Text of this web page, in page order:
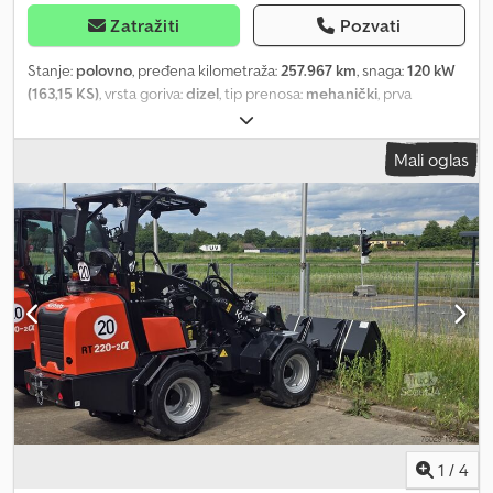
Zatražiti Pozvati
Stanje: polovno, pređena kilometraža:257.967 km, snaga:120 kW
(163,15 KS), vrsta goriva:dizel, tip prenosa: mehanički, prva
, sledeća inspekcija (TÜV):
razred:Euro 5, boja:bela, broj sedišta:5, Oprema:ABS, elektronski
program stabilnosti (ESP), filter za čađ, klima uređaj, pogon na
sve točkove, sistem imobilizera, * Kamion Volkswagen Amarok
4Motion * Euro 5 * Međuosovinsko rastojanje: 3095 mm -
Zapremina motora: 1968 cm³ * Sve informacije bez garancije *
Greške i međuvremena prodaja su mogući * Interni broj: 96
Posebna oprema: Audiosistem RCD 310 MP3 (radio/CD plejer),
gumeni pod napred, diferencijal sa blokadom (zadnja osovina),
električni interfejs za eksterno korišćenje (CAN sabirnica),
komforna zadnja vrata (zaključavanje, pick-up), multifunkcionalna
kutija / tapacirani zadnji naslon za ruke, blatobrani napred i pozadi,
dodatni grejač. Dodatna oprema: Djdpfx Aeyg Af Ush Rsck Drugi
red sedišta – klupa (3 sedišta), vazdušni jastuk za vozača i
suvozača, priprema za kuku za vuču, kontrola proklizavanja
pogonskih točkova (ASR), spoljašnji retrovizor asferični, levo,
spoljašnji retrovizor konveksni, desno, asistent za kočenje,
Mali oglas
1 / 4